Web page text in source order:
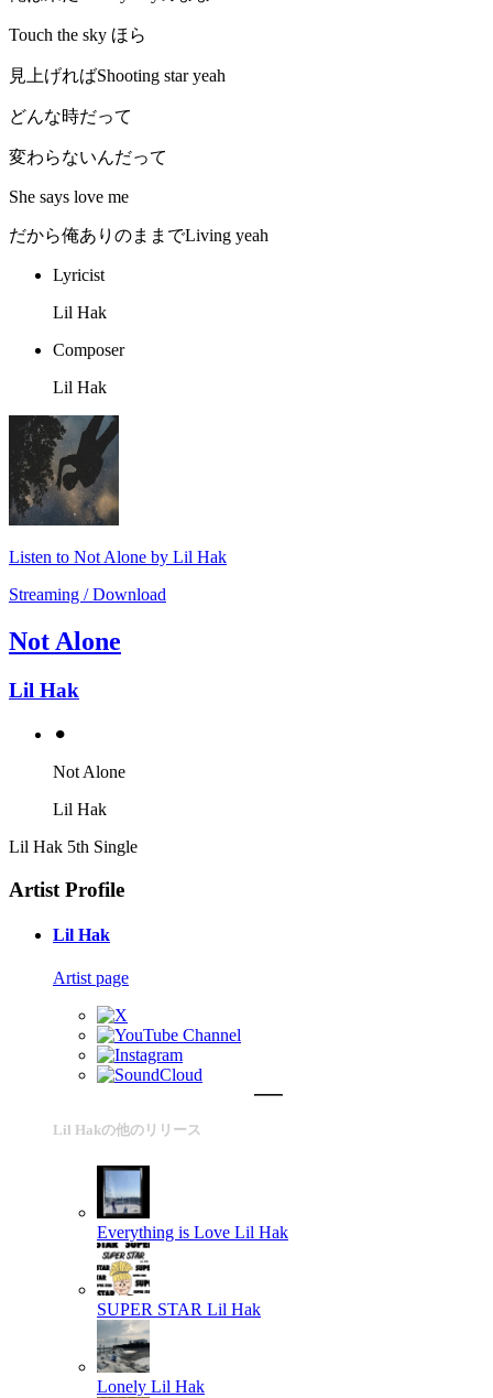
Touch the sky ほら
見上げればShooting star yeah
どんな時だって
変わらないんだって
She says love me
だから俺ありのままでLiving yeah
Lyricist
Lil Hak
Composer
Lil Hak
Listen to Not Alone by Lil Hak
Streaming / Download
Not Alone
Lil Hak
⚫︎
Not Alone
Lil Hak
Lil Hak 5th Single
Artist Profile
Lil Hak
Artist page
Lil Hakの他のリリース
Everything is Love Lil Hak
SUPER STAR Lil Hak
Lonely Lil Hak